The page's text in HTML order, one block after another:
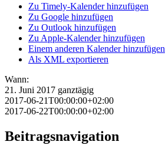
Zu Timely-Kalender hinzufügen
Zu Google hinzufügen
Zu Outlook hinzufügen
Zu Apple-Kalender hinzufügen
Einem anderen Kalender hinzufügen
Als XML exportieren
Wann:
21. Juni 2017 ganztägig
2017-06-21T00:00:00+02:00
2017-06-22T00:00:00+02:00
Beitragsnavigation